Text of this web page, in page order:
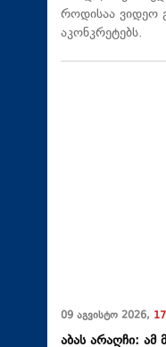
როდისაა ვიდეო
აკონკრეტებს.
09 აგვისტო 2026,
აბას არაღჩი: ამ